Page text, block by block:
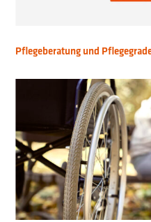
Pflegeberatung und